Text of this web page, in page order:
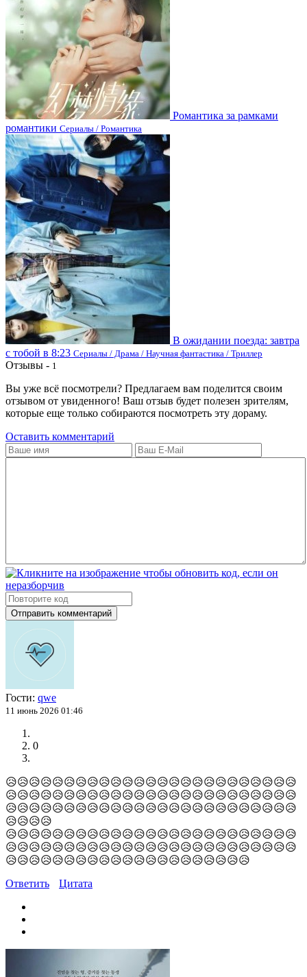
Романтика за рамками
романтики Сериалы / Романтика
В ожидании поезда: завтра
с тобой в 8:23 Сериалы / Драма / Научная фантастика / Триллер
Отзывы - 1
Вы уже всё посмотрели? Предлагаем вам поделится своим
отзывом от увиденного! Ваш отзыв будет полезен зрителям,
которые еще только собираются посмотреть эту дораму.
Оставить комментарий
Отправить комментарий
Гости: qwe
11 июнь 2026 01:46
0
😥😥😥😥😥😥😥😥😥😥😥😥😥😥😥😥😥😥😥😥😥😥😥😥😥
😥😥😥😥😥😥😥😥😥😥😥😥😥😥😥😥😥😥😥😥😥😥😥😥😥
😥😥😥😥😥😥😥😥😥😥😥😥😥😥😥😥😥😥😥😥😥😥😥😥😥
😥😥😥😥
😥😥😥😥😥😥😥😥😥😥😥😥😥😥😥😥😥😥😥😥😥😥😥😥😥
😥😥😥😥😥😥😥😥😥😥😥😥😥😥😥😥😥😥😥😥😥😥😥😥😥
😥😥😥😥😥😥😥😥😥😥😥😥😥😥😥😥😥😥😥😥😥
Ответить
Цитата